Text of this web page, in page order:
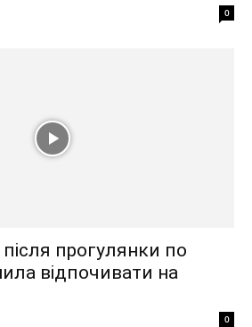
0
прогулянки по
відпочивати на
0